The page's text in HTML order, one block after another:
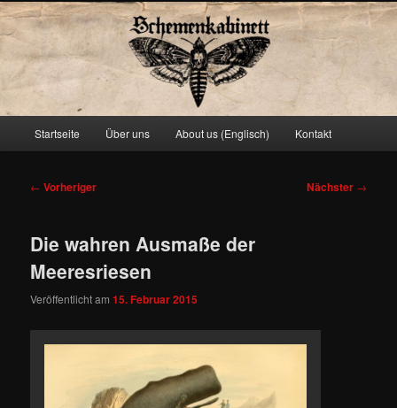
Schemenkabinett
Zum
springen
Startseite Über uns About us (Englisch) Kontakt
Beitragsnavigation
← Vorheriger Nächster →
Die wahren Ausmaße der
Meeresriesen
Veröffentlicht am15. Februar 2015